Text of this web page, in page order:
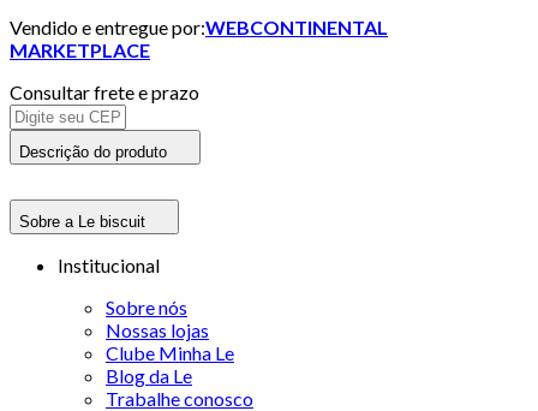
Vendido e entregue por:WEBCONTINENTAL
MARKETPLACE
Consultar frete e prazo
Descrição do produto
Sobre a Le biscuit
Institucional
Sobre nós
Nossas lojas
Clube Minha Le
Blog da Le
Trabalhe conosco